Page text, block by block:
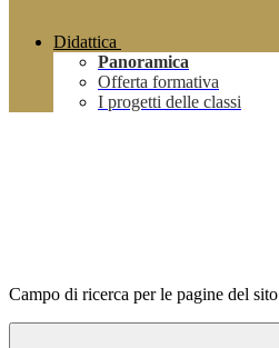
Didattica
Panoramica
Offerta formativa
I progetti delle classi
Campo di ricerca per le pagine del sito